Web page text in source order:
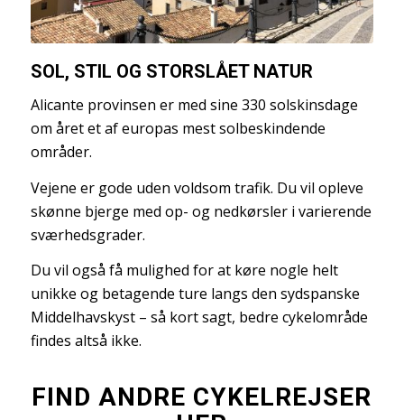
SOL, STIL OG STORSLÅET NATUR
Alicante provinsen er med sine 330 solskinsdage
om året et af europas mest solbeskindende
områder.
Vejene er gode uden voldsom trafik. Du vil opleve
skønne bjerge med op- og nedkørsler i varierende
sværhedsgrader.
Du vil også få mulighed for at køre nogle helt
unikke og betagende ture langs den sydspanske
Middelhavskyst – så kort sagt, bedre cykelområde
findes altså ikke.
FIND ANDRE CYKELREJSER